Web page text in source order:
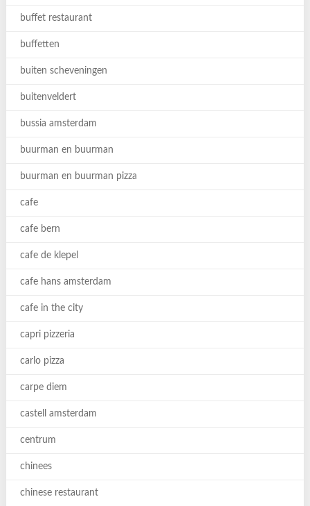
buffet restaurant
buffetten
buiten scheveningen
buitenveldert
bussia amsterdam
buurman en buurman
buurman en buurman pizza
cafe
cafe bern
cafe de klepel
cafe hans amsterdam
cafe in the city
capri pizzeria
carlo pizza
carpe diem
castell amsterdam
centrum
chinees
chinese restaurant